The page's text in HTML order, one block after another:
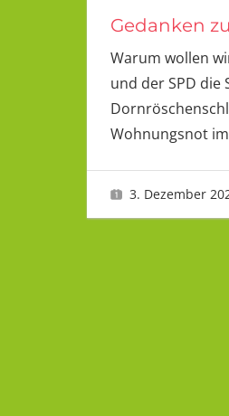
Gedanken
Warum wollen
und der SPD die
Wohnungsnot im
3. Dezember